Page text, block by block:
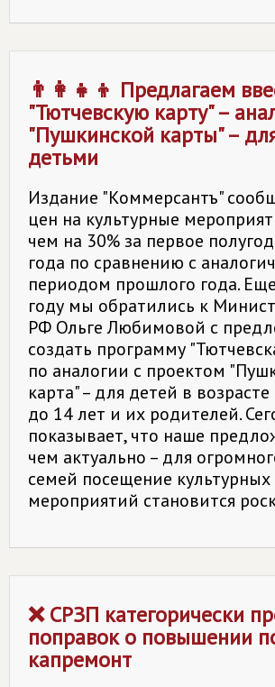
👨👩👧👦 Предлагаем
"Тютчевскую карту" –
"Пушкинской карты" –
детьми
Издание "Коммерсантъ"
цен на культурные
чем на 30% за первое
года по сравнению с
периодом прошлого года.
году мы обратились к
РФ Ольге Любимовой с
создать программу
по аналогии с проектом
карта" – для детей в
до 14 лет и их родителей.
показывает, что наше
чем актуально – для
семей посещение культурных
мероприятий становится
❌ СРЗП категорически
поправок о повышении
капремонт